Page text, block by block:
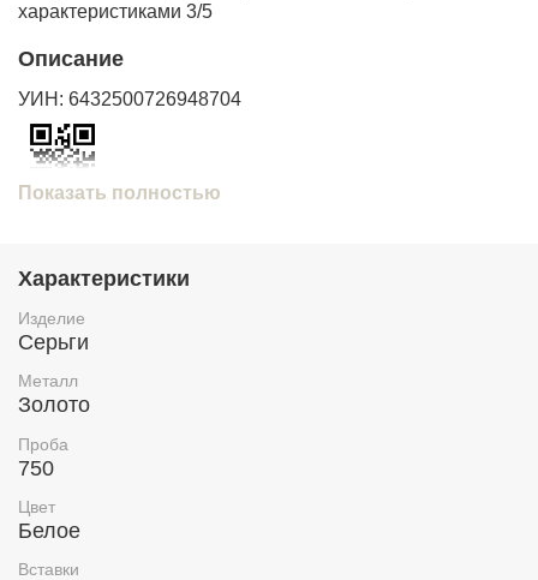
характеристиками 3/5
Описание
УИН: 6432500726948704
Показать полностью
Характеристики
Изделие
Серьги
Металл
Золото
Проба
750
Цвет
Белое
Вставки